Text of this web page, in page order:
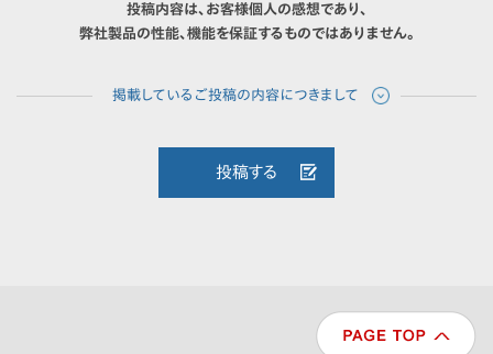
投稿内容は、お客様個人の感想であり、
弊社製品の性能、機能を保証するものではありません。
投稿する